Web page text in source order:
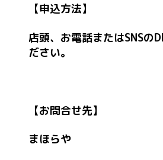
【申込方法】
店頭、お電話またはSNSの
ださい。
【お問合せ先】
まほらや